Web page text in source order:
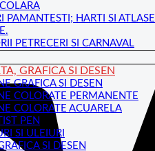
PAMANTESTI; HARTI SI ATLASE
PETRECERI SI CARNAVAL
GRAFICA SI DESEN
GRAFICA SI DESEN
COLORATE PERMANENTE
COLORATE ACUARELA
PEN
SI ULEIURI
SI DESEN